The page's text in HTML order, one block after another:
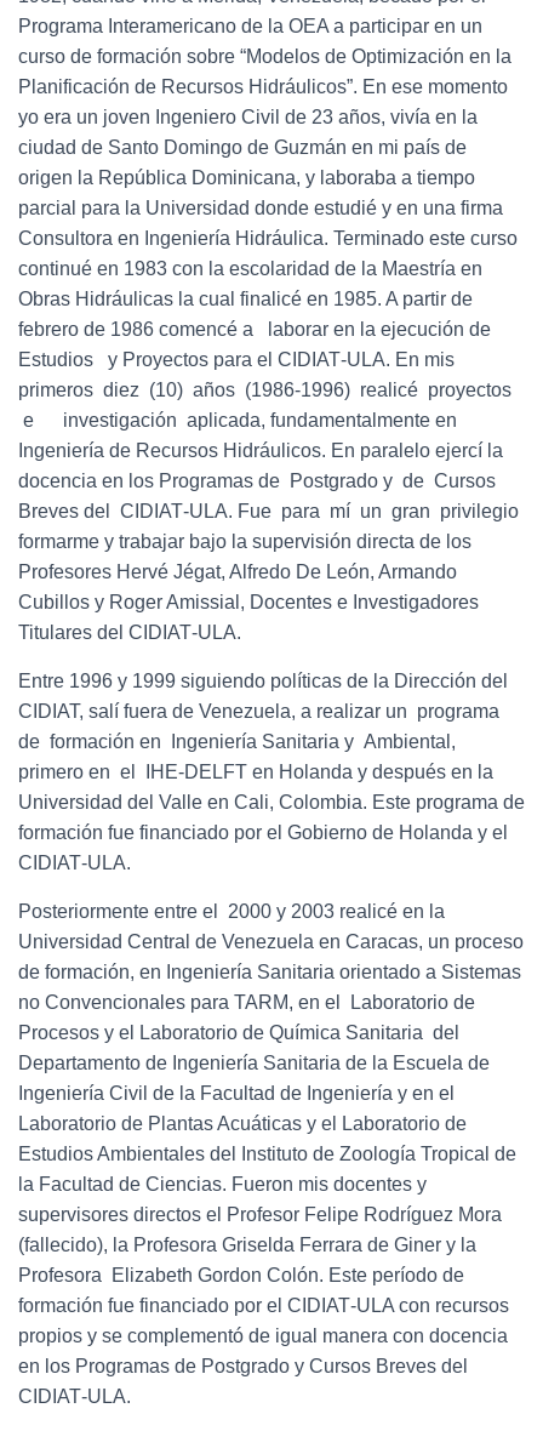
Programa Interamericano de la OEA a participar en un
curso de formación sobre “Modelos de Optimización en la
Planificación de Recursos Hidráulicos”. En ese momento
yo era un joven Ingeniero Civil de 23 años, vivía en la
ciudad de Santo Domingo de Guzmán en mi país de
origen la República Dominicana, y laboraba a tiempo
parcial para la Universidad donde estudié y en una firma
Consultora en Ingeniería Hidráulica. Terminado este curso
continué en 1983 con la escolaridad de la Maestría en
Obras Hidráulicas la cual finalicé en 1985. A partir de
febrero de 1986 comencé a laborar en la ejecución de
Estudios y Proyectos para el CIDIAT‐ULA. En mis
primeros diez (10) años (1986‐1996) realicé proyectos
e investigación aplicada, fundamentalmente en
Ingeniería de Recursos Hidráulicos. En paralelo ejercí la
docencia en los Programas de Postgrado y de Cursos
Breves del CIDIAT‐ULA. Fue para mí un gran privilegio
formarme y trabajar bajo la supervisión directa de los
Profesores Hervé Jégat, Alfredo De León, Armando
Cubillos y Roger Amissial, Docentes e Investigadores
Titulares del CIDIAT‐ULA.
Entre 1996 y 1999 siguiendo políticas de la Dirección del
CIDIAT, salí fuera de Venezuela, a realizar un programa
de formación en Ingeniería Sanitaria y Ambiental,
primero en el IHE‐DELFT en Holanda y después en la
Universidad del Valle en Cali, Colombia. Este programa de
formación fue financiado por el Gobierno de Holanda y el
CIDIAT‐ULA.
Posteriormente entre el 2000 y 2003 realicé en la
Universidad Central de Venezuela en Caracas, un proceso
de formación, en Ingeniería Sanitaria orientado a Sistemas
no Convencionales para TARM, en el Laboratorio de
Procesos y el Laboratorio de Química Sanitaria del
Departamento de Ingeniería Sanitaria de la Escuela de
Ingeniería Civil de la Facultad de Ingeniería y en el
Laboratorio de Plantas Acuáticas y el Laboratorio de
Estudios Ambientales del Instituto de Zoología Tropical de
la Facultad de Ciencias. Fueron mis docentes y
supervisores directos el Profesor Felipe Rodríguez Mora
(fallecido), la Profesora Griselda Ferrara de Giner y la
Profesora Elizabeth Gordon Colón. Este período de
formación fue financiado por el CIDIAT‐ULA con recursos
propios y se complementó de igual manera con docencia
en los Programas de Postgrado y Cursos Breves del
CIDIAT‐ULA.